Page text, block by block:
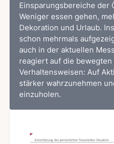
Einsparungsbereiche der
Weniger essen gehen,
Dekoration und Urlaub.
schon mehrmals
auch in der aktuellen
reagiert auf die
Verhaltensweisen: Auf
stärker wahrzunehmen
einzuholen.